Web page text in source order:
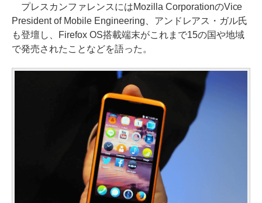
プレスカンファレンスにはMozilla CorporationのVice
President of Mobile Engineering、アンドレアス・ガル氏
も登壇し、Firefox OS搭載端末がこれまで15の国や地域
で発売されたことなどを語った。